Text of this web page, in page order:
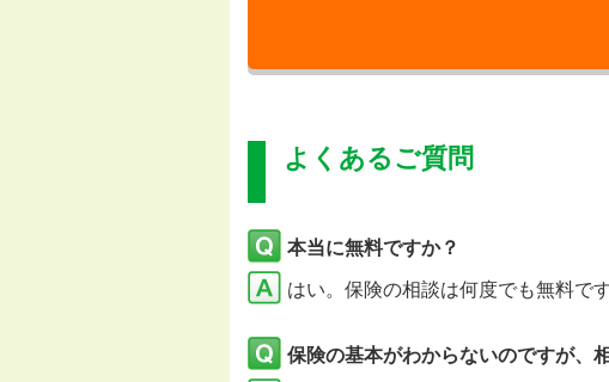
よくあるご質問
本当に無料ですか？
はい。保険の相談は何度でも無料で
保険の基本がわからないのですが、